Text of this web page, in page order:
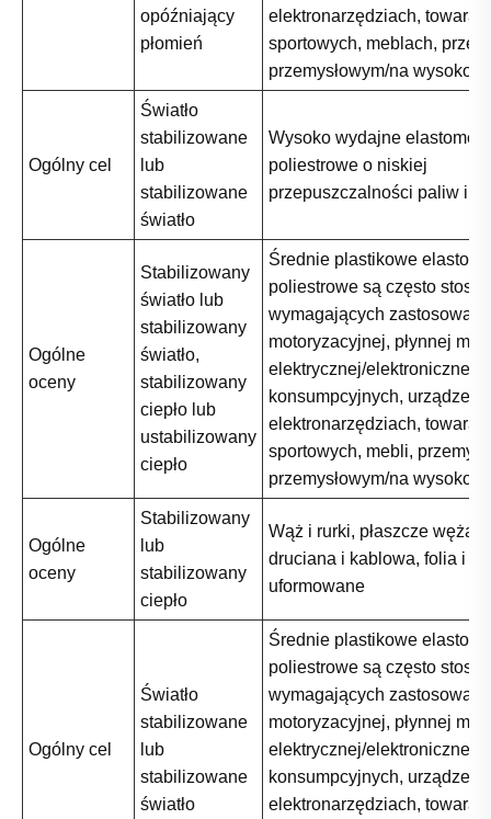
opóźniający
płomień
elektronarzędziach,
sportowych, meblach,
przemysłowym/na
Ogólny cel
Światło
stabilizowane
lub
stabilizowane
światło
Wysoko wydajne elastomery
poliestrowe o niskiej
przepuszczalności paliw i
Ogólne
oceny
Stabilizowany
światło lub
stabilizowany
światło,
stabilizowany
ciepło lub
ustabilizowany
ciepło
Średnie plastikowe
poliestrowe są często
wymagających
motoryzacyjnej, płynnej
elektrycznej/elektronicznej,
konsumpcyjnych, urządzeń i
elektronarzędziach,
sportowych, mebli,
przemysłowym/na
Ogólne
oceny
Stabilizowany
lub
stabilizowany
ciepło
Wąż i rurki, płaszcze węża,
druciana i kablowa, folia i
uformowane
Ogólny cel
Światło
stabilizowane
lub
stabilizowane
światło
Średnie plastikowe
poliestrowe są często
wymagających
motoryzacyjnej, płynnej
elektrycznej/elektronicznej,
konsumpcyjnych, urządzeń i
elektronarzędziach,